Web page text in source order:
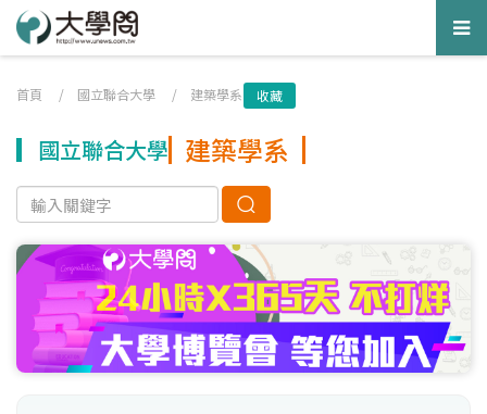
首頁 / 國立聯合大學 / 建築學系 收藏
國立聯合大學 建築學系